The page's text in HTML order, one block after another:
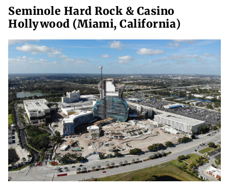
Seminole Hard Rock & Casino
Hollywood (Miami, California)